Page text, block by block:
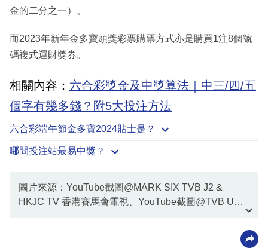
金的二分之一）。
而2023年新年金多寶頭獎彩票購票方式亦是購買1注8個號
碼複式運財獎券。
相關內容： 六合彩獎金及中獎算法｜中三/四/五
個字有幾多錢？附5大投注方法
六合彩端午節金多寶2024貼士是？
哪間投注站最易中獎？
圖片來源：YouTube截圖@MARK SIX TVB J2 &
HKJC TV 香港賽馬會電視、YouTube截圖@TVB USA